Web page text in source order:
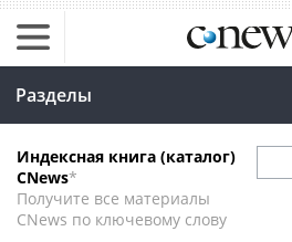
Разделы
Индексная книга (каталог)
CNews*
Получите все материалы
CNews по ключевому слову